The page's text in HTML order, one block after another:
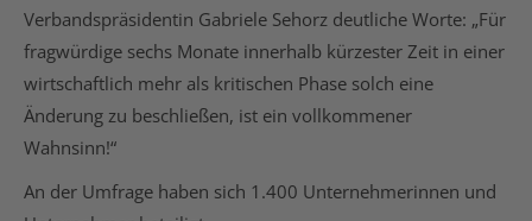
Verbandspräsidentin Gabriele Sehorz deutliche Worte: „Für
fragwürdige sechs Monate innerhalb kürzester Zeit in einer
wirtschaftlich mehr als kritischen Phase solch eine
Änderung zu beschließen, ist ein vollkommener
Wahnsinn!“
An der Umfrage haben sich 1.400 Unternehmerinnen und